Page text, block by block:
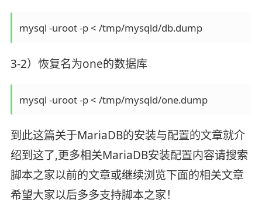
mysql -uroot -p < /tmp/mysqld/db.dump
3-2）恢复名为one的数据库
mysql -uroot -p < /tmp/mysqld/one.dump
到此这篇关于MariaDB的安装与配置的文章就介
绍到这了,更多相关MariaDB安装配置内容请搜索
脚本之家以前的文章或继续浏览下面的相关文章
希望大家以后多多支持脚本之家！